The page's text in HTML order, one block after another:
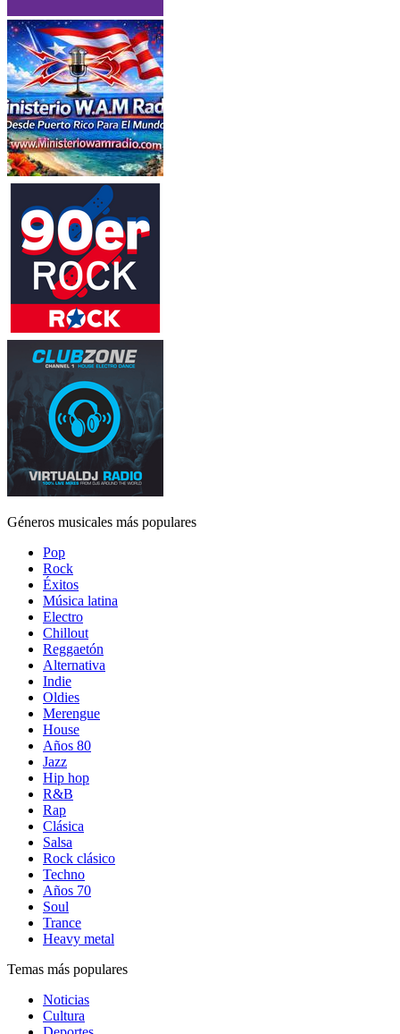
Géneros musicales más populares
Pop
Rock
Éxitos
Música latina
Electro
Chillout
Reggaetón
Alternativa
Indie
Oldies
Merengue
House
Años 80
Jazz
Hip hop
R&B
Rap
Clásica
Salsa
Rock clásico
Techno
Años 70
Soul
Trance
Heavy metal
Temas más populares
Noticias
Cultura